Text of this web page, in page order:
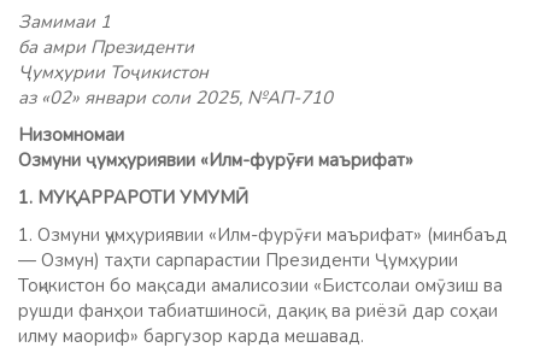
Замимаи 1
ба амри Президенти
Ҷумҳурии Тоҷикистон
аз «02» январи соли 2025, №АП-710
Низомномаи
Озмуни ҷумҳуриявии «Илм-фурӯғи маърифат»
1. МУҚАРРАРОТИ УМУМӢ
1. Озмуни ҷумҳуриявии «Илм-фурӯғи маърифат» (минбаъд
— Озмун) таҳти сарпарастии Президенти Ҷумҳурии
Тоҷикистон бо мақсади амалисозии «Бистсолаи омӯзиш ва
рушди фанҳои табиатшиносӣ, дақиқ ва риёзӣ дар соҳаи
илму маориф» баргузор карда мешавад.